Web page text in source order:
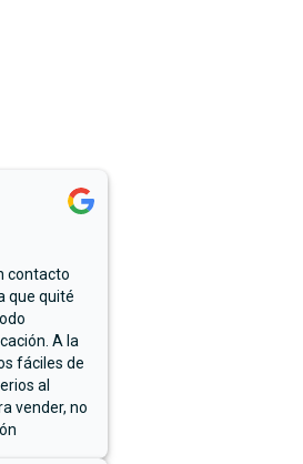
contacto
que quité
A la
fáciles de
al
vender, no